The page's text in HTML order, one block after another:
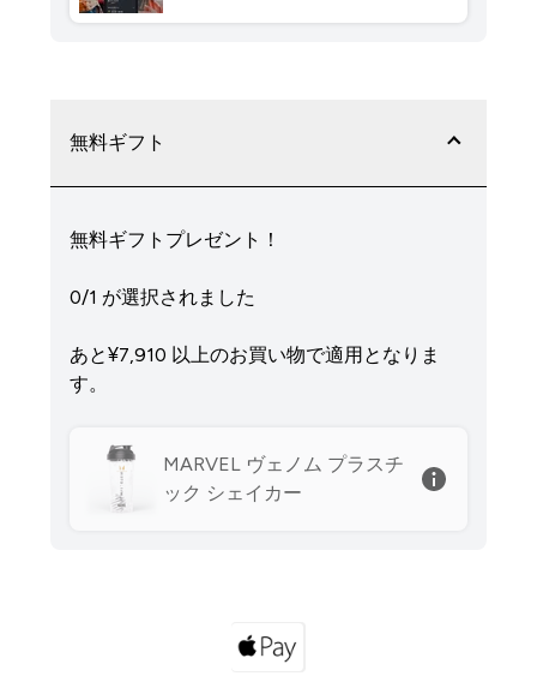
無料ギフト
無料ギフトプレゼント！
0/1 が選択されました
あと¥7,910‎ 以上のお買い物で適用となりま
す。
MARVEL ヴェノム プラスチ
ック シェイカー